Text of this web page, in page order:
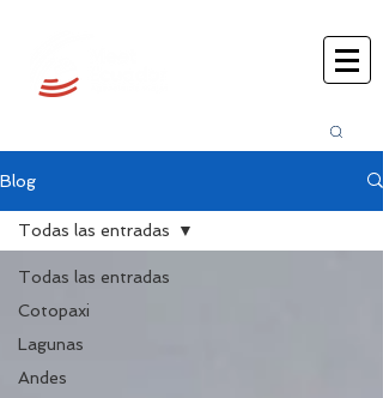
Blog
Todas las entradas
Cotopaxi
Lagunas
Andes
Todas las entradas